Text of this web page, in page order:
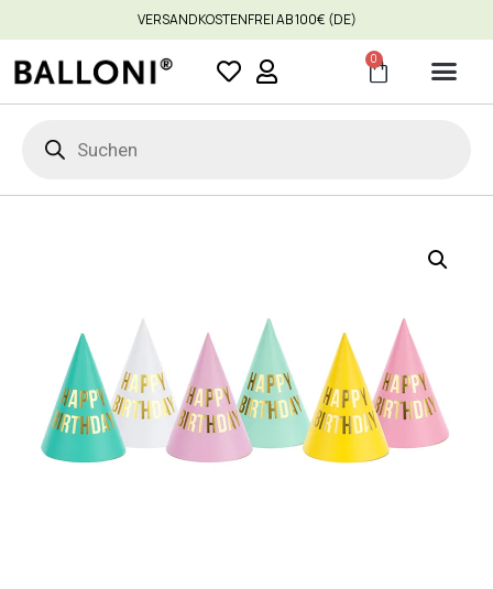
VERSANDKOSTENFREI AB 100€ (DE)
0